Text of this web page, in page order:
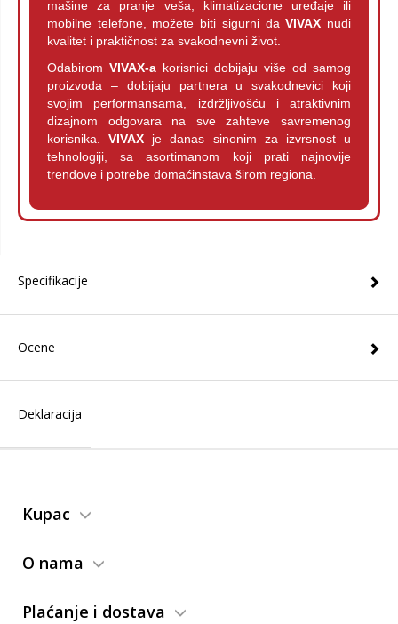
mašine za pranje veša, klimatizacione uređaje ili
mobilne telefone, možete biti sigurni daVIVAX nudi
kvalitet i praktičnost za svakodnevni život.
Odabirom VIVAX-a korisnici dobijaju više od samog
proizvoda – dobijaju partnera u svakodnevici koji
svojim performansama, izdržljivošću i atraktivnim
dizajnom odgovara na sve zahteve savremenog
korisnika.VIVAX je danas sinonim za izvrsnost u
tehnologiji, sa asortimanom koji prati najnovije
trendove i potrebe domaćinstava širom regiona.
Specifikacije
Ocene
Deklaracija
Kupac
O nama
Plaćanje i dostava